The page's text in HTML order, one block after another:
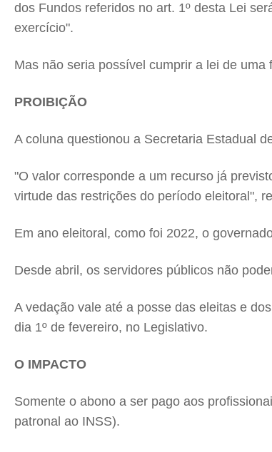
dos Fundos referidos no art. 1º desta Lei
exercício".
Mas não seria possível cumprir a lei de
PROIBIÇÃO
A coluna questionou a Secretaria Estadual
"O valor corresponde a um recurso já
virtude das restrições do período eleitoral",
Em ano eleitoral, como foi 2022, o
Desde abril, os servidores públicos não
A vedação vale até a posse das eleitas e
dia 1º de fevereiro, no Legislativo.
O IMPACTO
Somente o abono a ser pago aos
patronal ao INSS).